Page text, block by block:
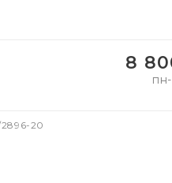
8
20